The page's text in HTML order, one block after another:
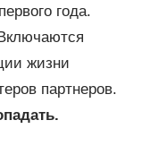
года.
жизни
партнеров.